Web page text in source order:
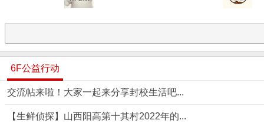
6F公益行动
交流帖来啦！大家一起来分享封校生活吧...
【生鲜侦探】山西阳高第十其村2022年的...